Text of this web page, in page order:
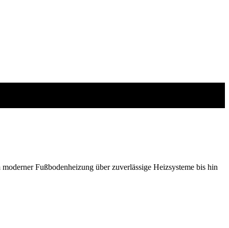
Fußbodenheizung über zuverlässige Heizsysteme bis hin